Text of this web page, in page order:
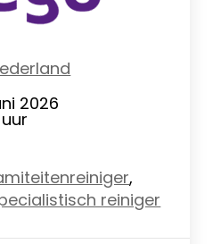
2026
,
reiniger